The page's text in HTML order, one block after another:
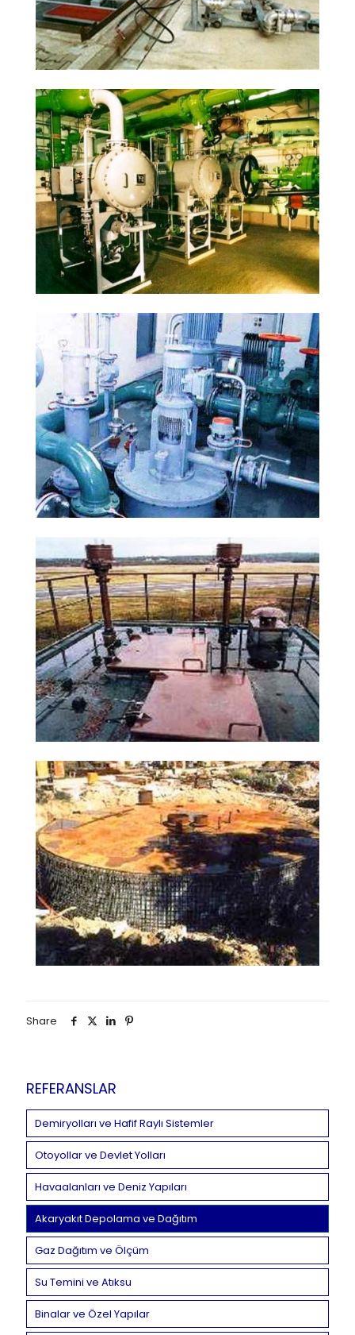
Share
REFERANSLAR
Demiryolları ve Hafif Raylı Sistemler
Otoyollar ve Devlet Yolları
Havaalanları ve Deniz Yapıları
Akaryakıt Depolama ve Dağıtım
Gaz Dağıtım ve Ölçüm
Su Temini ve Atıksu
Binalar ve Özel Yapılar